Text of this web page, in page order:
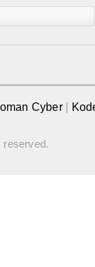
Cyber
reserved.